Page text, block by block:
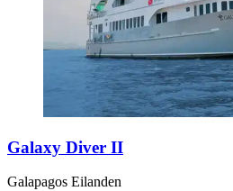
Galaxy Diver II
Galapagos Eilanden